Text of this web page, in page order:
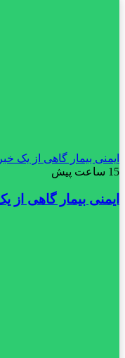
ایمنی بیمار گاهی از یک
15 ساعت پیش
ایمنی بیمار گاهی